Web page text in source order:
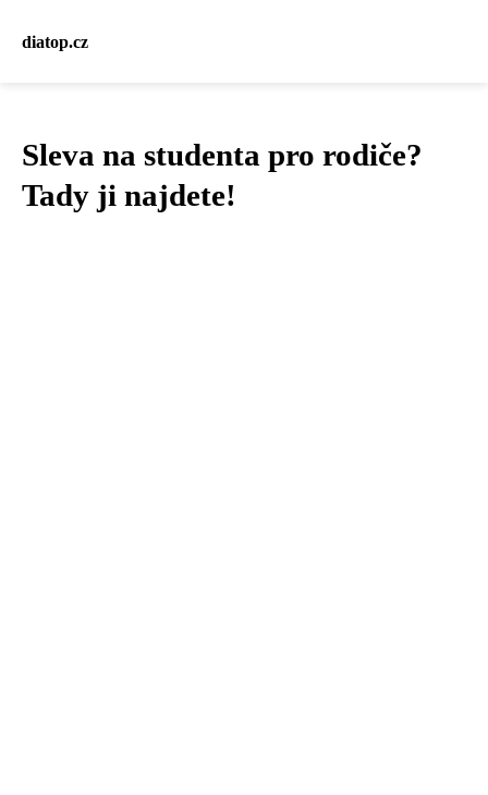
diatop.cz
Sleva na studenta pro rodiče?
Tady ji najdete!